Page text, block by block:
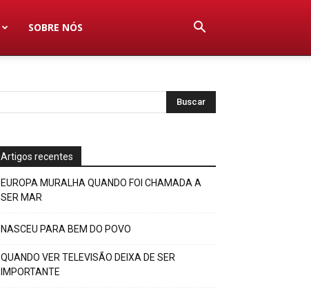
SOBRE NÓS
Artigos recentes
EUROPA MURALHA QUANDO FOI CHAMADA A
SER MAR
NASCEU PARA BEM DO POVO
QUANDO VER TELEVISÃO DEIXA DE SER
IMPORTANTE